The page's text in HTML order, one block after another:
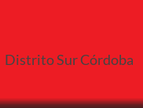
Distrito Sur Córdoba